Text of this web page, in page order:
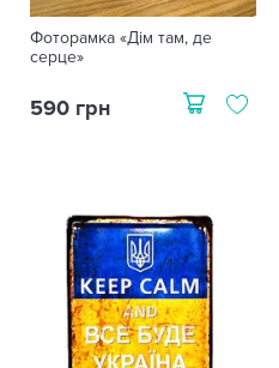
Фоторамка «Дім там, де
серце»
590 грн